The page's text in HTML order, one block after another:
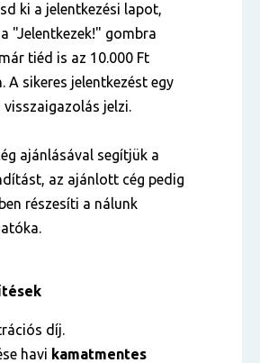
ki a jelentkezési lapot,
"Jelentkezek!" gombra
tiéd is az 10.000 Ft
A sikeres jelentkezést egy
jelzi.
ajánlásával segítjük a
az ajánlott cég pedig
részesíti a nálunk
díj.
havi kamatmentes